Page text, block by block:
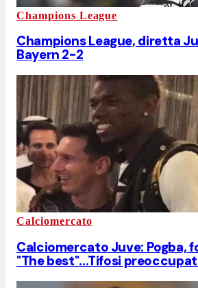
Champions League
Champions League, diretta
Bayern 2-2
Calciomercato
Calciomercato Juve: Pogba,
"The best"...Tifosi